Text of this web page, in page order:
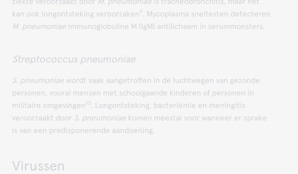
kan ook longontsteking veroorzaken9. Mycoplasma sneltesten detecteren
M. pneumoniae immunoglobuline M (IgM) antilichaam in serummonsters.
Streptococcus pneumoniae
S. pneumoniae wordt vaak aangetroffen in de luchtwegen van gezonde
personen, vooral mensen met schoolgaande kinderen of personen in
militaire omgevingen10 . Longontsteking, bacteriëmie en meningitis
veroorzaakt door S. pneumoniae komen meestal voor wanneer er sprake
is van een predisponerende aandoening.
Virussen